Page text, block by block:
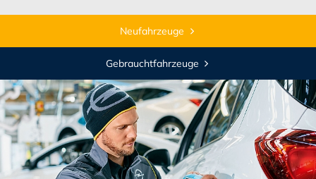
Neufahrzeuge
Gebrauchtfahrzeuge